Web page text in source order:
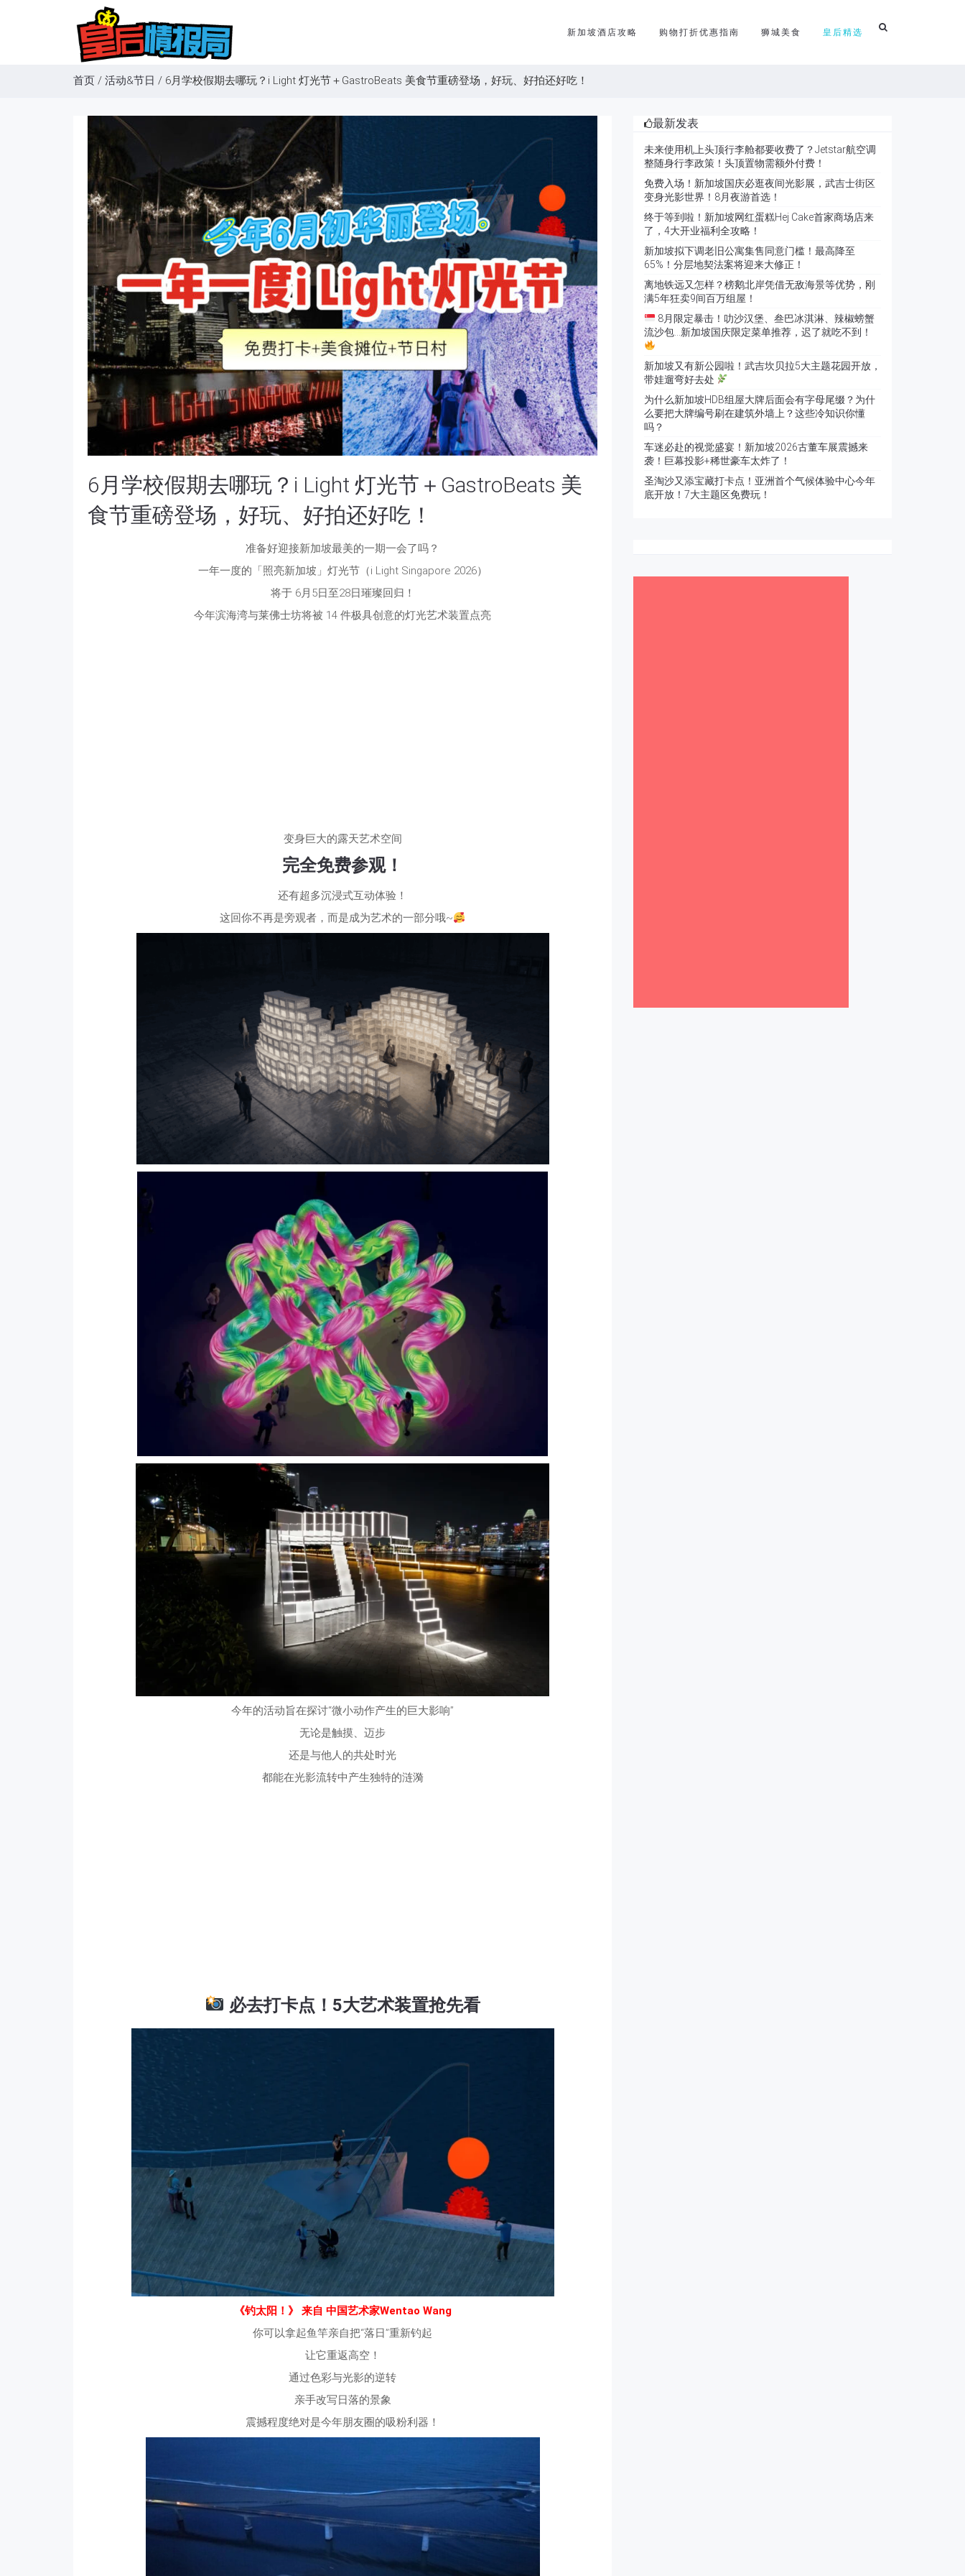
新加坡酒店攻略 购物打折优惠指南 狮城美食 皇后精选
首页 / 活动&节日 / 6月学校假期去哪玩？i Light 灯光节＋GastroBeats 美食节重磅登场，好玩、好拍还好吃！
6月学校假期去哪玩？i Light 灯光节＋GastroBeats 美
食节重磅登场，好玩、好拍还好吃！
准备好迎接新加坡最美的一期一会了吗？
一年一度的「照亮新加坡」灯光节（i Light Singapore 2026）
将于 6月5日至28日璀璨回归！
今年滨海湾与莱佛士坊将被 14 件极具创意的灯光艺术装置点亮
变身巨大的露天艺术空间
完全免费参观！
还有超多沉浸式互动体验！
这回你不再是旁观者，而是成为艺术的一部分哦~
今年的活动旨在探讨“微小动作产生的巨大影响”
无论是触摸、迈步
还是与他人的共处时光
都能在光影流转中产生独特的涟漪
必去打卡点！5大艺术装置抢先看
《钓太阳！》 来自 中国艺术家Wentao Wang
你可以拿起鱼竿亲自把“落日”重新钓起
让它重返高空！
通过色彩与光影的逆转
亲手改写日落的景象
震撼程度绝对是今年朋友圈的吸粉利器！
最新发表
未来使用机上头顶行李舱都要收费了？Jetstar航空调
整随身行李政策！头顶置物需额外付费！
免费入场！新加坡国庆必逛夜间光影展，武吉士街区
变身光影世界！8月夜游首选！
终于等到啦！新加坡网红蛋糕Hej Cake首家商场店来
了，4大开业福利全攻略！
新加坡拟下调老旧公寓集售同意门槛！最高降至
65%！分层地契法案将迎来大修正！
离地铁远又怎样？榜鹅北岸凭借无敌海景等优势，刚
满5年狂卖9间百万组屋！
8月限定暴击！叻沙汉堡、叁巴冰淇淋、辣椒螃蟹
流沙包…新加坡国庆限定菜单推荐，迟了就吃不到！
新加坡又有新公园啦！武吉坎贝拉5大主题花园开放，
带娃遛弯好去处
为什么新加坡HDB组屋大牌后面会有字母尾缀？为什
么要把大牌编号刷在建筑外墙上？这些冷知识你懂
吗？
车迷必赴的视觉盛宴！新加坡2026古董车展震撼来
袭！巨幕投影+稀世豪车太炸了！
圣淘沙又添宝藏打卡点！亚洲首个气候体验中心今年
底开放！7大主题区免费玩！